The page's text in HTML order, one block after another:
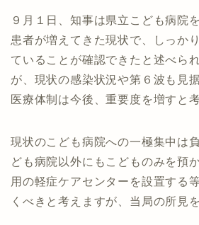
９月１日、知事は県立こども病院
患者が増えてきた現状で、しっか
ていることが確認できたと述べら
が、現状の感染状況や第６波も見
医療体制は今後、重要度を増すと
現状のこども病院への一極集中は
ども病院以外にもこどものみを預
用の軽症ケアセンターを設置する
くべきと考えますが、当局の所見